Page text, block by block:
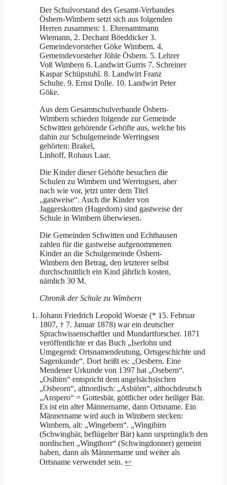
Der Schulvorstand des Gesamt-Verbandes
Ösbern-Wimbern setzt sich aus folgenden
Herren zusammen: 1. Ehrenamtmann
Wiemann, 2. Dechant Böeddicker 3.
Gemeindevorsteher Göke Wimbern. 4.
Gemeindevorsteher Jöhle Ösbern. 5. Lehrer
Voß Wimbern 6. Landwirt Gurris 7. Schreiner
Kaspar Schüpstuhl. 8. Landwirt Franz
Schulte. 9. Ernst Dolle. 10. Landwirt Peter
Göke.
Aus dem Gesamtschulverbande Ösbern-
Wimbern schieden folgende zur Gemeinde
Schwitten gehörende Gehöfte aus, welche bis
dahin zur Schulgemeinde Werring­sen
gehörten: Brakel,
Lin­hoff, Rohaus Laar.
Die Kin­der dieser Gehöfte be­suchen die
Schulen zu Wimbern und Werringsen, aber
nach wie vor, jetzt unter dem Titel
„gastweise“. Auch die Kinder von
Jaggerskotten (Hagedorn) sind gastweise der
Schule in Wimbern überwiesen.
Die Gemeinden Schwitten und Echthausen
zah­len für die gastweise auf­genommenen
Kinder an die Schulgemeinde Ösbern-
Wimbern den Betrag, den letzterer selbst
durchschnittlich ein Kind jährlich kosten,
nämlich 30 M.
Chronik der Schule zu Wimbern
Johann Friedrich Leopold Woeste (* 15. Februar
1807, † 7. Januar 1878) war ein deutscher
Sprachwissenschaftler und Mundartforscher. 1871
veröffentlichte er das Buch „Iserlohn und
Umgegend: Ortsnamendeutung, Ortsgeschichte und
Sagenkunde“. Dort heißt es: „Oesbern. Eine
Mendener Urkunde von 1397 hat „Osebern“.
„Osibirn“ entspricht dem angelsächsischen
„Osbeorn“, altnordisch: „Asbiörn“, althochdeutsch
„Anspero“ = Gottesbär, göttlicher oder heiliger Bär.
Es ist ein alter Männername, dann Ortsname. Ein
Männername wird auch in Wimbern stecken:
Wimbern, alt: „Wingebern“. „Wingibirn
(Schwingbär, beflügelter Bär) kann ursprünglich den
nordischen „Wingthorr“ (Schwingdonner) gemeint
haben, dann als Männername und weiter als
Ortsname verwendet sein. ↩︎